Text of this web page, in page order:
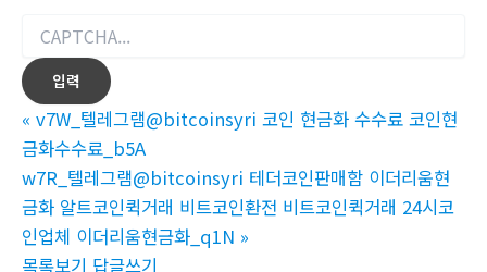
« v7W_텔레그램@bitcoinsyri 코인 현금화 수수료 코인현
금화수수료_b5A
w7R_텔레그램@bitcoinsyri 테더코인판매함 이더리움현
금화 알트코인퀵거래 비트코인환전 비트코인퀵거래 24시코
인업체 이더리움현금화_q1N »
목록보기 답글쓰기